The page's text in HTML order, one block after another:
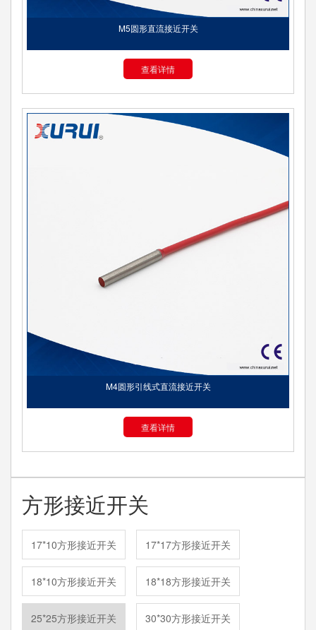
M5圆形直流接近开关
查看详情
M4圆形引线式直流接近开关
查看详情
方形接近开关
17*10方形接近开关 17*17方形接近开关
18*10方形接近开关 18*18方形接近开关
25*25方形接近开关 30*30方形接近开关